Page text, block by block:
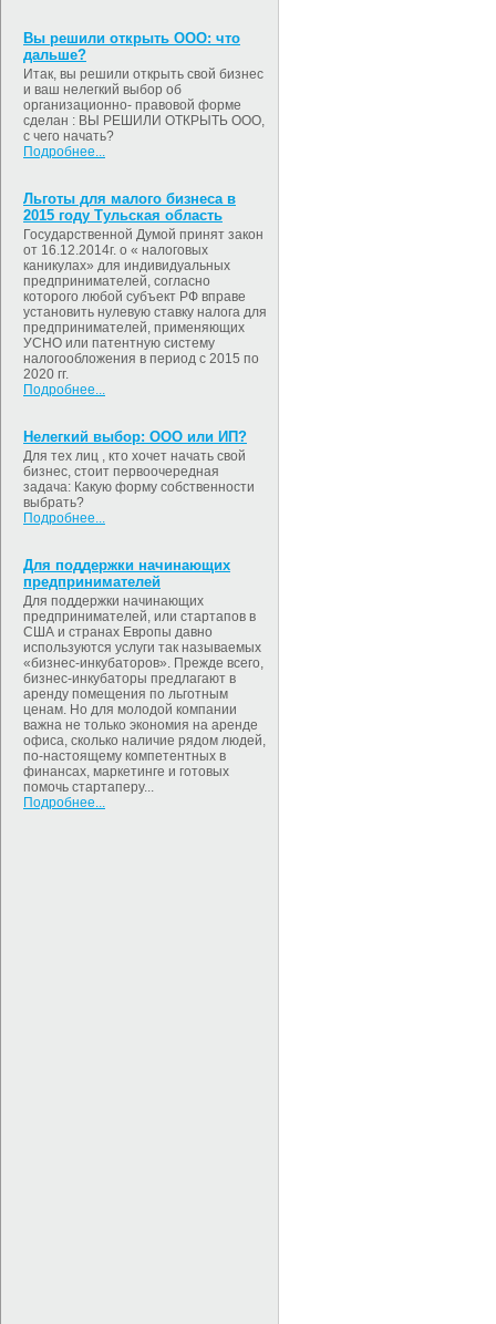
Вы решили открыть ООО: что
дальше?
Итак, вы решили открыть свой бизнес
и ваш нелегкий выбор об
организационно- правовой форме
сделан : ВЫ РЕШИЛИ ОТКРЫТЬ ООО,
с чего начать?
Подробнее...
Льготы для малого бизнеса в
2015 году Тульская область
Государственной Думой принят закон
от 16.12.2014г. о « налоговых
каникулах» для индивидуальных
предпринимателей, согласно
которого любой субъект РФ вправе
установить нулевую ставку налога для
предпринимателей, применяющих
УСНО или патентную систему
налогообложения в период с 2015 по
2020 гг.
Подробнее...
Нелегкий выбор: ООО или ИП?
Для тех лиц , кто хочет начать свой
бизнес, стоит первоочередная
задача: Какую форму собственности
выбрать?
Подробнее...
Для поддержки начинающих
предпринимателей
Для поддержки начинающих
предпринимателей, или стартапов в
США и странах Европы давно
используются услуги так называемых
«бизнес-инкубаторов». Прежде всего,
бизнес-инкубаторы предлагают в
аренду помещения по льготным
ценам. Но для молодой компании
важна не только экономия на аренде
офиса, сколько наличие рядом людей,
по-настоящему компетентных в
финансах, маркетинге и готовых
помочь стартаперу...
Подробнее...